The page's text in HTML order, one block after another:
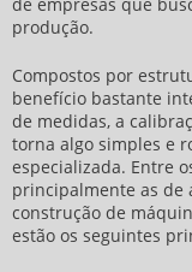
de empresas que
produção.
Compostos por
benefício bastante
de medidas, a
torna algo simples e
especializada. Entre
principalmente as de
construção de
estão os seguintes